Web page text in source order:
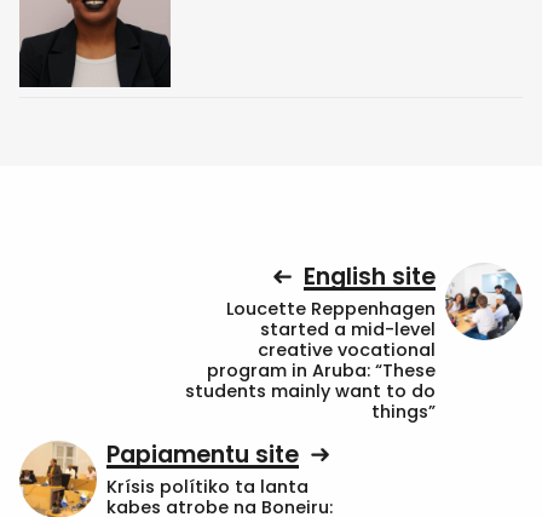
English site
Loucette Reppenhagen
started a mid-level
creative vocational
program in Aruba: “These
students mainly want to do
things”
Papiamentu site
Krísis polítiko ta lanta
kabes atrobe na Boneiru: